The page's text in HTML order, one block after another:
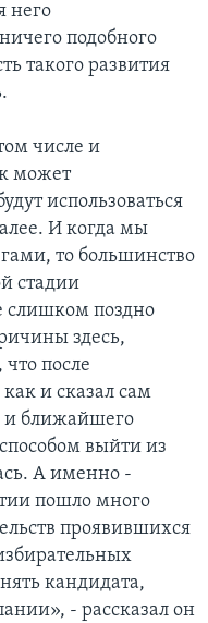
него
подобного
такого развития
числе и
может
использоваться
И когда мы
то большинство
стадии
слишком поздно
здесь,
после
и сказал сам
и ближайшего
выйти из
А именно -
пошло много
проявившихся
кандидата,
- рассказал он